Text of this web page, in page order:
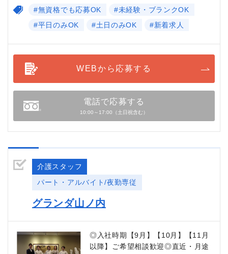
#無資格でも応募OK
#未経験・ブランクOK
#平日のみOK
#土日のみOK #新着求人
WEBから応募する
電話で応募する
10:00～17:00（土日祝含む）
介護スタッフ
パート・アルバイト/夜勤専従
グランダ山ノ内
◎入社時期【9月】【10月】【11月
以降】ご希望相談歓迎◎直近・月途